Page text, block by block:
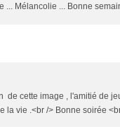
... Mélancolie ... Bonne
de cette image , l'amitié de
la vie .<br /> Bonne soirée